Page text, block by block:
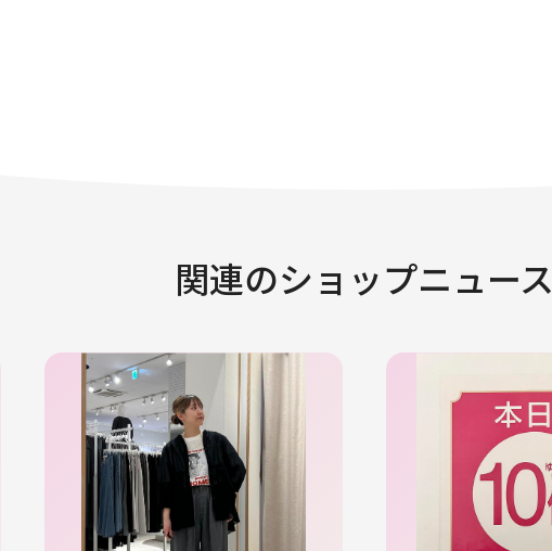
関連のショップニュース